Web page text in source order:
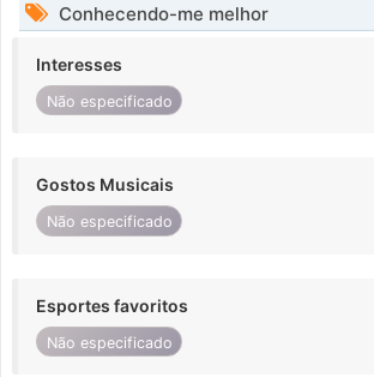
Conhecendo-me melhor
Interesses
Não especificado
Gostos Musicais
Não especificado
Esportes favoritos
Não especificado